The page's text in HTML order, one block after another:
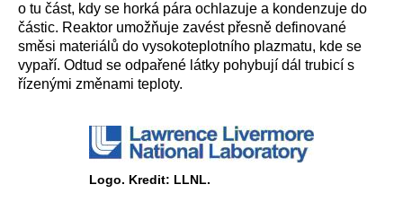
o tu část, kdy se horká pára ochlazuje a kondenzuje do
částic. Reaktor umožňuje zavést přesně definované
směsi materiálů do vysokoteplotního plazmatu, kde se
vypaří. Odtud se odpařené látky pohybují dál trubicí s
řízenými změnami teploty.
Logo. Kredit: LLNL.